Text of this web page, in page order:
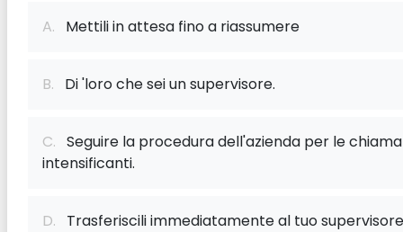
A. Mettili in attesa fino a riassumere
B. Di 'loro che sei un supervisore.
C. Seguire la procedura dell'azienda per le
intensificanti.
D. Trasferiscili immediatamente al tuo supervisore